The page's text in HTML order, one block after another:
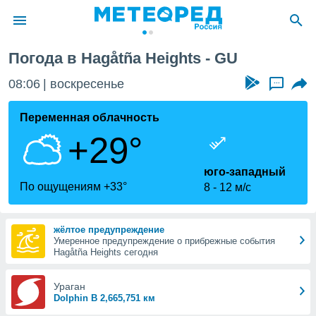
о
Вы можете
к этому
доступ
Погода в Hagåtña Heights - GU
08:06 воскресенье ...
Переменная облачность
+29°
По ощущениям +33°
юго-западный
8
12 м/с
жёлтое предупреждение
Умеренное предупреждение о прибрежные события
Hagåtña Heights сегодня
Ураган
Dolphin В 2,665,751 км